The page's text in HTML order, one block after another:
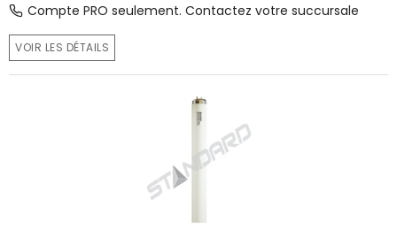
Compte PRO seulement. Contactez votre succursale
VOIR LES DÉTAILS